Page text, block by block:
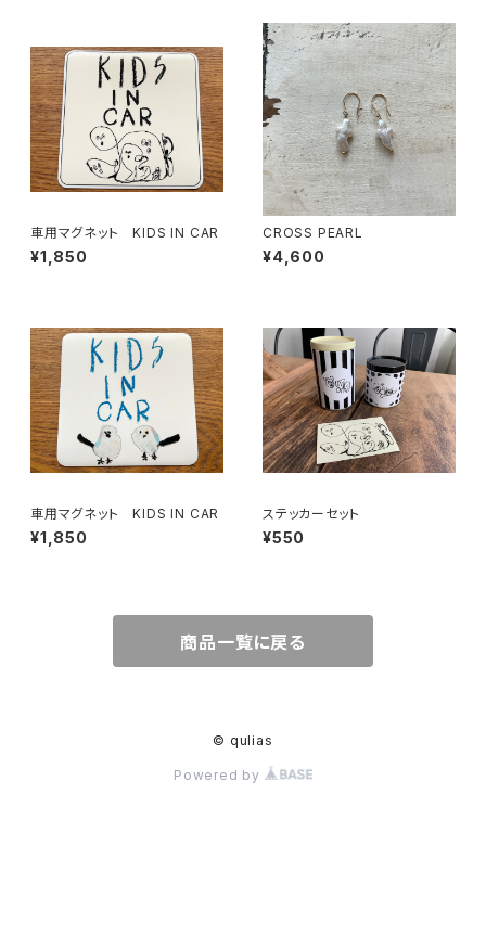
車用マグネット KIDS IN CAR
¥1,850
CROSS PEARL
¥4,600
車用マグネット KIDS IN CAR
¥1,850
ステッカーセット
¥550
商品一覧に戻る
© qulias
Powered by